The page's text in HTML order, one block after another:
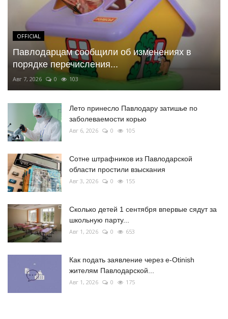
OFFICIAL
Павлодарцам сообщили об изменениях в
порядке перечисления...
Авг 7, 2026 0 103
Лето принесло Павлодару затишье по
заболеваемости корью
Авг 6, 2026 0 105
Сотне штрафников из Павлодарской
области простили взыскания
Авг 3, 2026 0 155
Сколько детей 1 сентября впервые сядут за
школьную парту...
Авг 1, 2026 0 653
Как подать заявление через e-Otinish
жителям Павлодарской...
Авг 1, 2026 0 175